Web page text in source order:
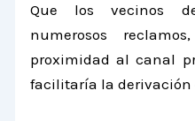
Que los vecinos
numerosos
proximidad al canal
facilitaría la derivación